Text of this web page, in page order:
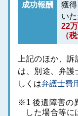
成功報酬 獲
いた
22
（
上記のほか、
は、別途、弁護
しくは弁護士費
※1 後遺障害の異議申立、第三者機関や訴訟に移行
した場合等